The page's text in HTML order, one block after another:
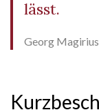
lässt.
Georg Magirius